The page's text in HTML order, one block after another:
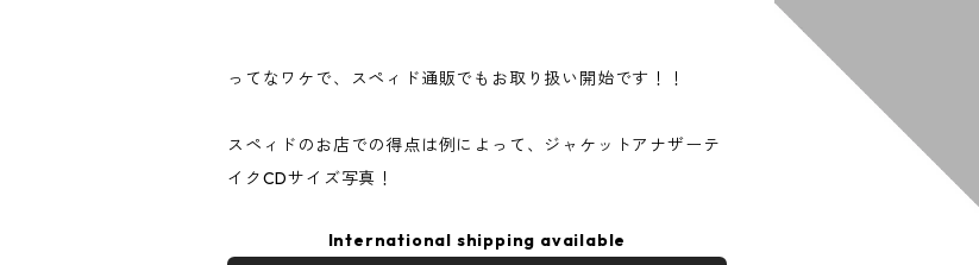
ってなワケで、スペィド通販でもお取り扱い開始です！！
スペィドのお店での得点は例によって、ジャケットアナザーテ
イクCDサイズ写真！
International shipping available